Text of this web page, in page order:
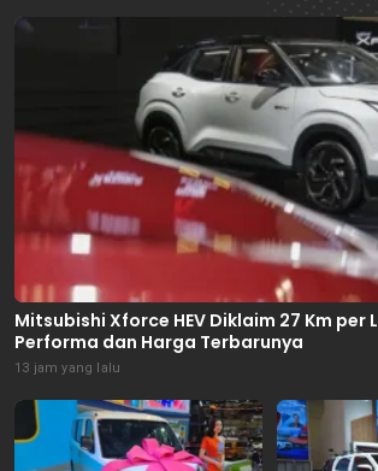
Mitsubishi Xforce HEV Diklaim 27 Km per
Performa dan Harga Terbarunya
13 jam yang lalu